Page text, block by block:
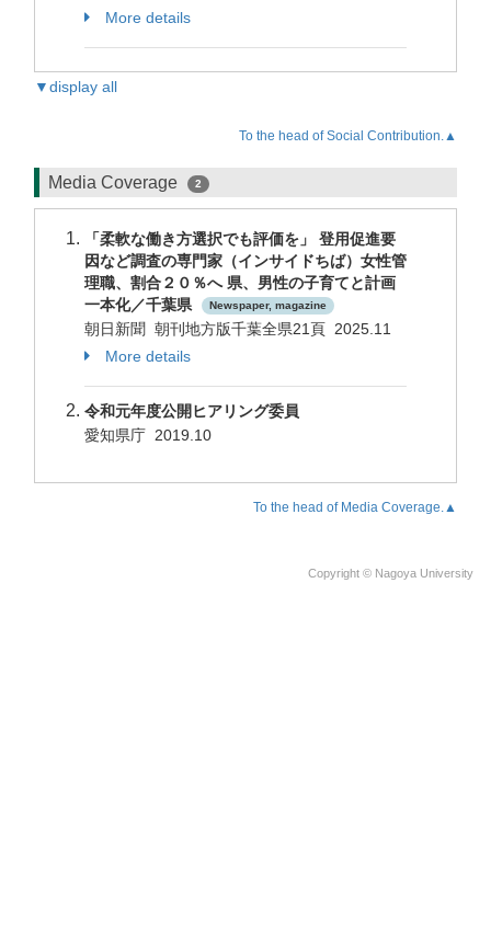
More details
▼display all
To the head of Social Contribution.▲
Media Coverage 2
「柔軟な働き方選択でも評価を」 登用促進要
因など調査の専門家（インサイドちば）女性管
理職、割合２０％へ 県、男性の子育てと計画
一本化／千葉県
Newspaper, magazine
朝日新聞 朝刊地方版千葉全県21頁 2025.11
More details
令和元年度公開ヒアリング委員
愛知県庁 2019.10
To the head of Media Coverage.▲
Copyright © Nagoya University